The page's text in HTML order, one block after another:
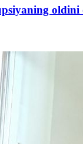
oldini